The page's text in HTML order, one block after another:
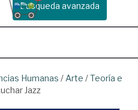
Busqueda avanzada
Humanas / Arte /Teoría e
Jazz